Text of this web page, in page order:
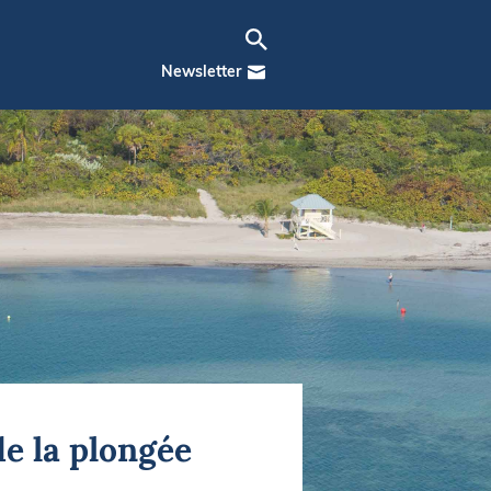
Newsletter
la plongée